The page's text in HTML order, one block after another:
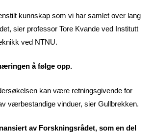
kunnskap som vi har samlet over lang
sier professor Tore Kvande ved Institutt
ved NTNU.
å følge opp.
kan være retningsgivende for
værbestandige vinduer, sier Gullbrekken.
av Forskningsrådet, som en del